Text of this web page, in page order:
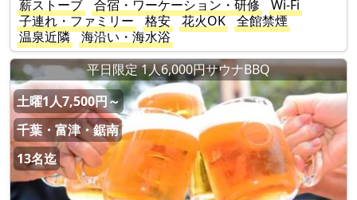
薪ストーブ
合宿・ワーケーション・研修
Wi-Fi
子連れ・ファミリー
格安 花火OK
全館禁煙
温泉近隣
海沿い・海水浴
平日限定 1人6,000円サウナBBQ
土曜1人7,500円～
千葉・富津・鋸南
13名迄